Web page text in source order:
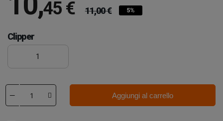
45 € 11,00 € 5%
Clipper
1
Aggiungi al carrello